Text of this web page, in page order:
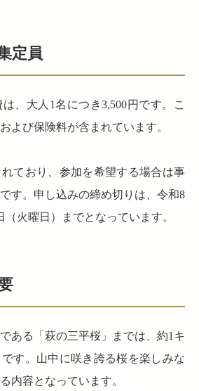
定員
、大人1名につき3,500円です。こ
よび保険料が含まれています。
ており、参加を希望する場合は事
す。申し込みの締め切りは、令和8
（火曜日）までとなっています。
ある「萩の三平桜」までは、約1キ
す。山中に咲き誇る桜を楽しみな
内容となっています。